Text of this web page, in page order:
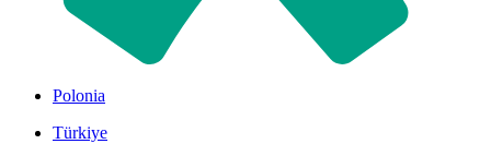
Polonia
Türkiye